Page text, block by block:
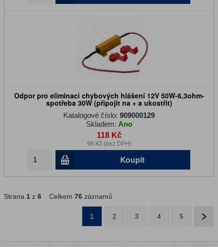
Odpor pro eliminaci chybových hlášení 12V 50W-6,3ohm-
spotřeba 30W (připojit na + a ukostřit)
Katalogové číslo: 909000129
Skladem: Ano
118 Kč
98 Kč (bez DPH)
Koupit
Strana 1 z 6 Celkem 76 záznamů
1 2 3 4 5